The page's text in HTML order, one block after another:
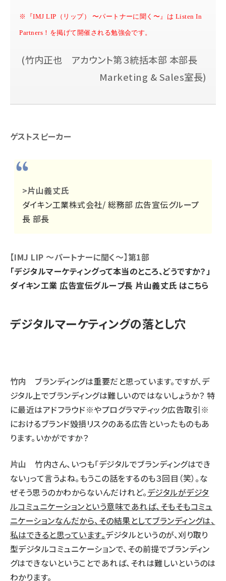
※『IMJ LIP（リップ） 〜パートナーに聞く〜』は Listen In
Partners！を掲げて開催される勉強会です。
竹内正也 アカウント第３統括本部 本部長
Marketing & Sales室長
ゲストスピーカー
>片山義丈氏
ダイキン工業株式会社/ 総務部 広告宣伝グループ
長 部長
【IMJ LIP 〜パートナーに聞く〜】第1部
「デジタルマーケティングって本当のところ、どうですか？」
ダイキン工業 広告宣伝グループ長 片山義丈氏 はこちら
デジタルマーケティングの落とし穴
竹内
ブランディングは重要だと思っています。ですが、デ
ジタル上でブランディングは難しいのではないしょうか？ 特
に最近はアドフラウド※やプログラマティック広告取引※
におけるブランド毀損リスクのある広告といったものもあ
ります。いかがですか？
片山
竹内さん、いつも「デジタルでブランディングはでき
ない」って言うよね。もうこの話をするのも３回目（笑）。な
ぜそう思うのかわからないんだけれど。デジタルがデジタ
ルコミュニケーションという意味であれば、そもそもコミュ
ニケーションなんだから、その結果としてブランディングは、
私はできると思っています。デジタルというのが、刈り取り
型デジタルコミュニケーションで、その前提でブランディン
グはできないということであれば、それは難しいというのは
わかります。